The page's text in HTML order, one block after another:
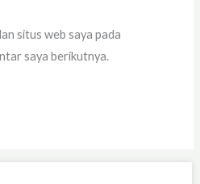
situs web saya pada
saya berikutnya.